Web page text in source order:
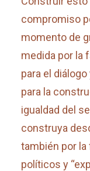
compromiso
momento de
medida por la
para el
para la
igualdad del
construya
también por
políticos y